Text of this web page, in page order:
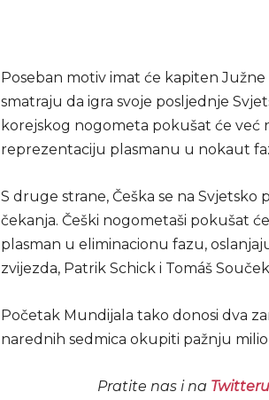
Poseban motiv imat će kapiten
smatraju da igra svoje posljednje
korejskog nogometa pokušat će već
reprezentaciju plasmanu u nokaut
S druge strane, Češka se na
čekanja. Češki nogometaši pokušat
plasman u eliminacionu fazu,
zvijezda, Patrik Schick i Tomáš
Početak Mundijala tako donosi dva
narednih sedmica okupiti pažnju
Pratite nas i na Twitteru